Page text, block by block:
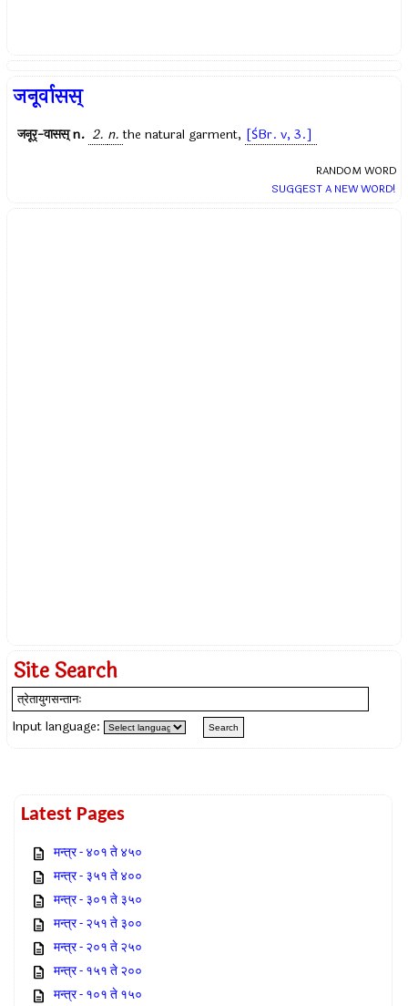
जनूर्वासस्
जनूर्-वासस्n. 2. n. the natural garment, [ŚBr. v, 3.]
RANDOM WORD
SUGGEST A NEW WORD!
Site Search
Input language:
Latest Pages
मन्त्र - ४०१ ते ४५०
मन्त्र - ३५१ ते ४००
मन्त्र - ३०१ ते ३५०
मन्त्र - २५१ ते ३००
मन्त्र - २०१ ते २५०
मन्त्र - १५१ ते २००
मन्त्र - १०१ ते १५०